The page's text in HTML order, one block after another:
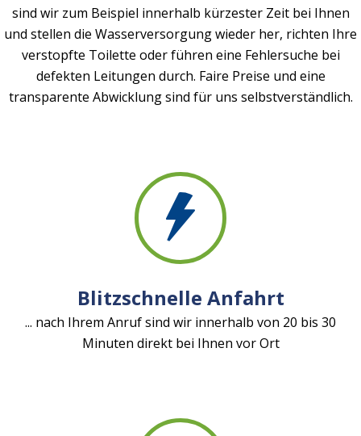
sind wir zum Beispiel innerhalb kürzester Zeit bei Ihnen
und stellen die Wasserversorgung wieder her, richten Ihre
verstopfte Toilette oder führen eine Fehlersuche bei
defekten Leitungen durch. Faire Preise und eine
transparente Abwicklung sind für uns selbstverständlich.
Blitzschnelle Anfahrt
... nach Ihrem Anruf sind wir innerhalb von 20 bis 30
Minuten direkt bei Ihnen vor Ort